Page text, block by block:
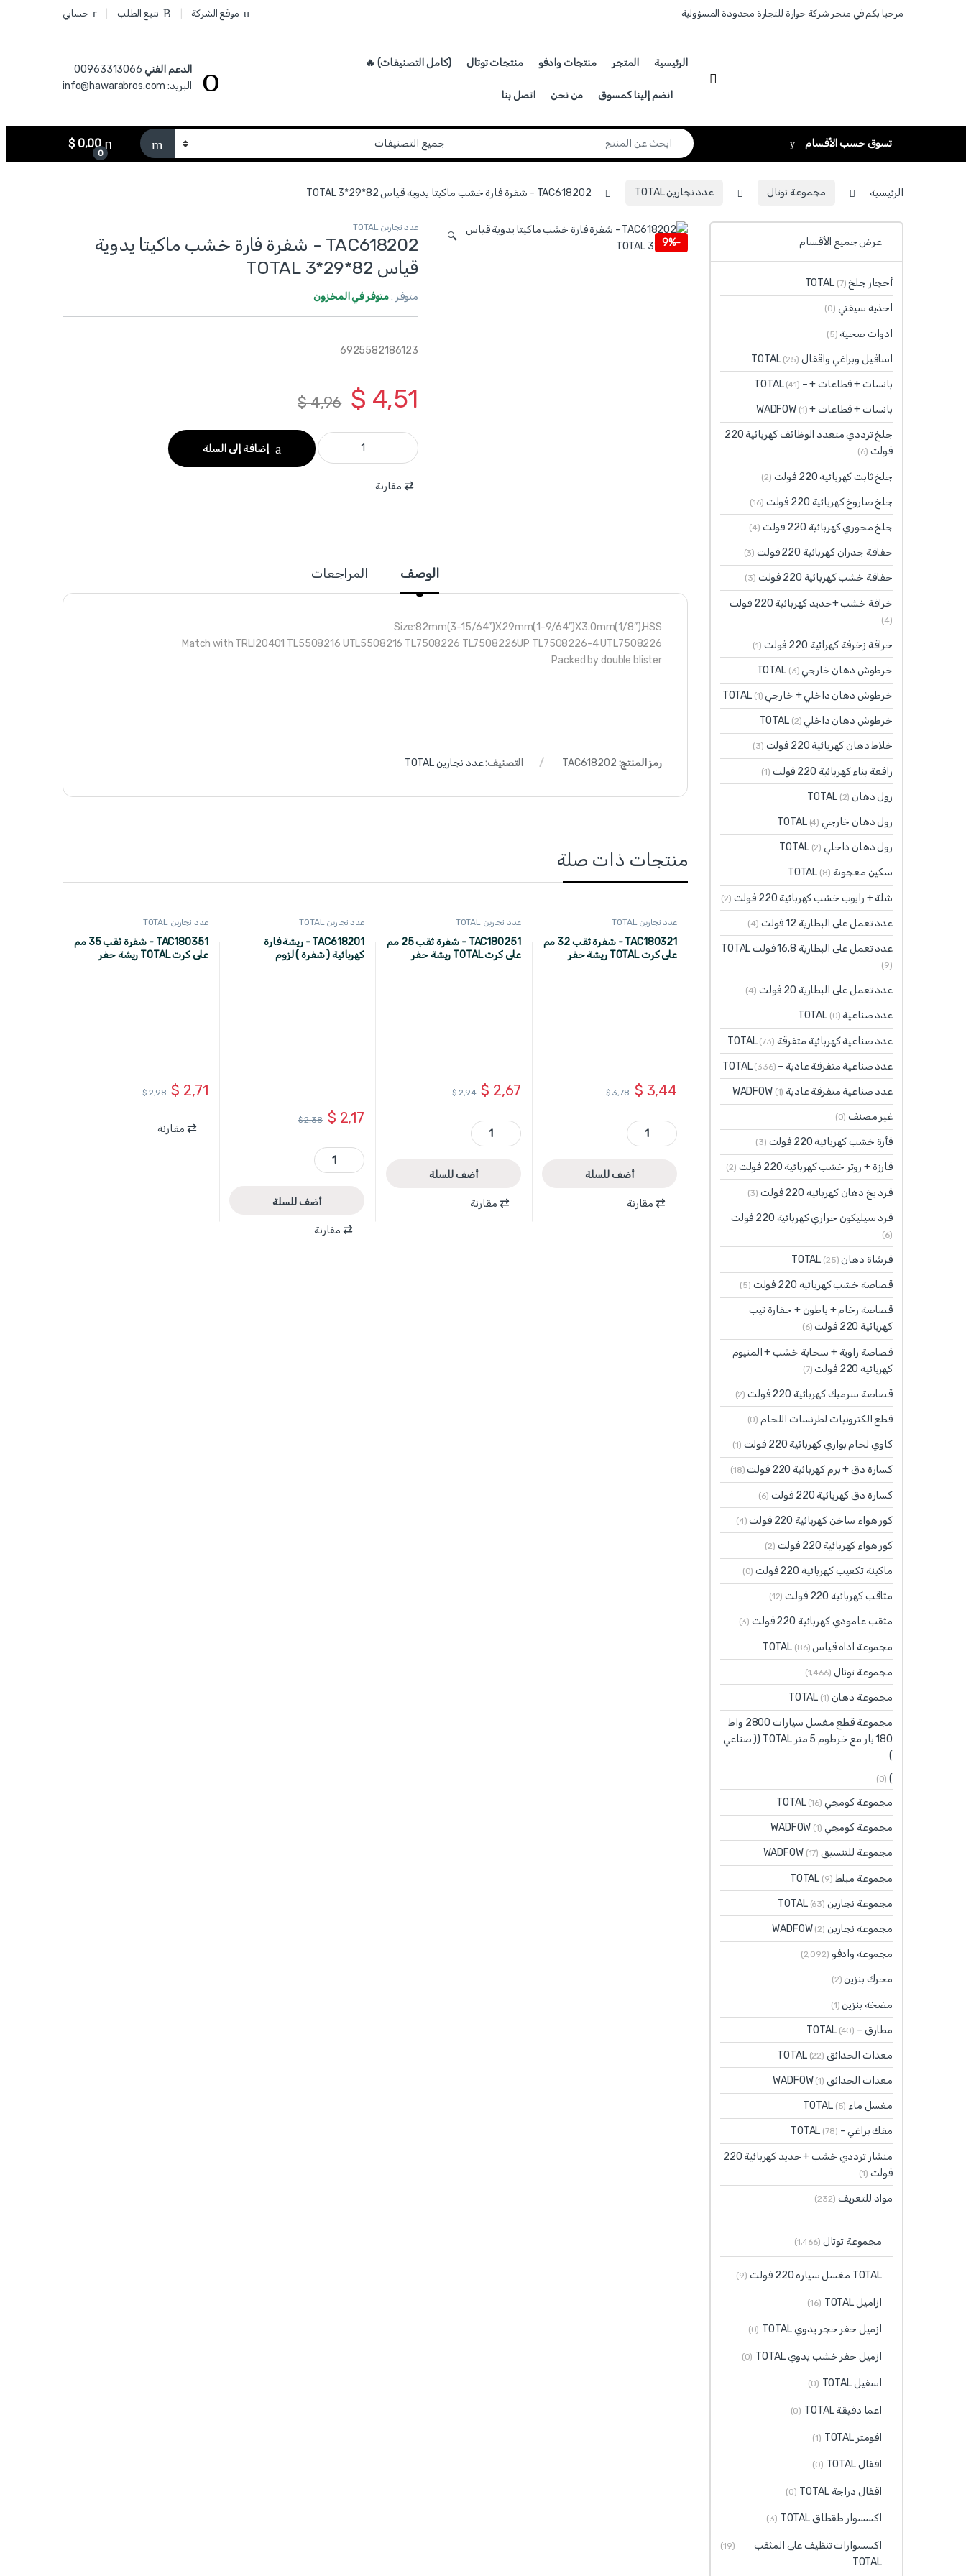
مرحبا بكم في متجر شركة حوارة للتجارة محدودة المسؤولية موقع الشركة تتبع الطلب حسابي
الرئيسية المتجر منتجات وادفو منتجات توتال (كامل التصنيفات) 🔥
انضم إلينا كمسوق من نحن اتصل بنا
الدعم الفني 00963313066‏
البريد: info@hawarabros.com
تسوق حسب الأقسام
Search for:
0
$0,00
الرئيسية مجموعة توتال عدد نجارين TOTAL TAC618202 - شفرة فارة خشب ماكيتا يدوية قياس 82*29*3 TOTAL
-
9%
🔍
عدد نجارين TOTAL
TAC618202 - شفرة فارة خشب ماكيتا يدوية
قياس 82*29*3 TOTAL
متوفر :متوفر في المخزون
6925582186123
$ 4,51
$4,96
TAC618202 - شفرة فارة خشب ماكيتا يدوية قياس 82*29*3 TOTAL quantity
إضافة إلى السلة
مقارنة
الوصف المراجعات
Size:82mm(3-15/64”)X29mm(1-9/64”)X3.0mm(1/8”),HSS
Match with TRLI20401 TL5508216 UTL5508216 TL7508226 TL7508226UP TL7508226-4 UTL7508226
Packed by double blister
رمز المنتج: TAC618202 التصنيف:عدد نجارين TOTAL
منتجات ذات صلة
عدد نجارين TOTAL
TAC180321 - شفرة ثقب 32 مم
على كرت TOTAL ريشة حفر
$ 3,44
$3,78
TAC180321 - شفرة ثقب 32 مم على كرت TOTAL ريشة حفر مفصلات quantity
أضف للسلة
مقارنة
عدد نجارين TOTAL
TAC180251 - شفرة ثقب 25 مم
على كرت TOTAL ريشة حفر
$ 2,67
$2,94
TAC180251 - شفرة ثقب 25 مم على كرت TOTAL ريشة حفر مفصلات quantity
أضف للسلة
مقارنة
عدد نجارين TOTAL
TAC618201 - ريشة فارة
كهربائية ( شفرة ) لزوم
$ 2,17
$2,38
TAC618201 - ريشة فارة كهربائية ( شفرة ) لزوم TL1108236 ماركة TOTAL quantity
أضف للسلة
مقارنة
عدد نجارين TOTAL
TAC180351 - شفرة ثقب 35 مم
على كرت TOTAL ريشة حفر
$ 2,71
$2,98
مقارنة
عرض جميع الأقسام
أحجار جلخ TOTAL (7)
احذية سيفتي (0)
ادوات صحية (5)
اسافيل وبراغي واقفال TOTAL (25)
بانسات + قطاعات + – TOTAL (41)
بانسات + قطاعات + WADFOW (1)
جلخ ترددي متعدد الوظائف كهربائية 220
فولت (6)
جلخ ثابت كهربائية 220 فولت (2)
جلخ صاروخ كهربائية 220 فولت (16)
جلخ محوري كهربائية 220 فولت (4)
حفافة جدران كهربائية 220 فولت (3)
حفافة خشب كهربائية 220 فولت (3)
خراقة خشب +حديد كهربائية 220 فولت
(4)
خراقة زخرفة كهرائية 220 فولت (1)
خرطوش دهان خارجي TOTAL (3)
خرطوش دهان داخلي + خارجي TOTAL (1)
خرطوش دهان داخلي TOTAL (2)
خلاط دهان كهربائية 220 فولت (3)
رافعة بناء كهربائية 220 فولت (1)
رول دهان TOTAL (2)
رول دهان خارجي TOTAL (4)
رول دهان داخلي TOTAL (2)
سكين معجونة TOTAL (8)
شلة + رابوب خشب كهربائية 220 فولت (2)
عدد تعمل على البطارية 12 فولت (4)
عدد تعمل على البطارية 16.8 فولت TOTAL
(9)
عدد تعمل على البطارية 20 فولت (4)
عدد صناعية TOTAL (0)
عدد صناعية كهربائية متفرقة TOTAL (73)
عدد صناعية متفرقة عادية – TOTAL (336)
عدد صناعية متفرقة عادية WADFOW (1)
غير مصنف (0)
فأرة خشب كهربائية 220 فولت (3)
فارزة + روتر خشب كهربائية 220 فولت (2)
فرد بخ دهان كهربائية 220 فولت (3)
فرد سيليكون حراري كهربائية 220 فولت
(6)
فرشاة دهان TOTAL (25)
قصاصة خشب كهربائية 220 فولت (5)
قصاصة رخام + باطون + حفارة تيب
كهربائية 220 فولت
(6)
قصاصة زاوية + سحابة خشب + المنيوم
كهربائية 220 فولت
(7)
قصاصة سرميك كهربائية 220 فولت (2)
قطع الكترونيات لطرنسات اللحام (0)
كاوي لحام بواري كهربائية 220 فولت (1)
كسارة دق + برم كهربائية 220 فولت (18)
كسارة دق كهربائية 220 فولت (6)
كور هواء ساخن كهربائية 220 فولت (4)
كور هواء كهربائية 220 فولت (2)
ماكينة تكعيب كهربائية 220 فولت (0)
مثاقب كهربائية 220 فولت (12)
مثقب عامودي كهربائية 220 فولت (3)
مجموعة اداة قياس TOTAL (86)
مجموعة توتال (1٬466)
مجموعة دهان TOTAL (1)
مجموعة قطع مغسل سيارات 2800 واط
180 بار مع خرطوم 5 متر TOTAL (( صناعي
)
)
(0)
مجموعة كومجي TOTAL (16)
مجموعة كومجي WADFOW (1)
مجموعة للتنسيق WADFOW (17)
مجموعة مبلط TOTAL (9)
مجموعة نجارين TOTAL (63)
مجموعة نجارين WADFOW (2)
مجموعة وادفو (2٬092)
محرك بنزين (2)
مضخة بنزين (1)
مطارق – TOTAL (40)
معدات الحدائق TOTAL (22)
معدات الحدائق WADFOW (1)
مغسل ماء TOTAL (5)
مفك براغي – TOTAL (78)
منشار ترددي خشب + حديد كهربائية 220
فولت (1)
مواد للتعريف (232)
مجموعة توتال (1٬466)
TOTAL مغسل سياره 220 فولت (9)
ازاميل TOTAL (16)
ازميل حفر حجر يدوي TOTAL (0)
ازميل حفر خشب يدوي TOTAL (0)
اسفيل TOTAL (0)
اعما دقيقة TOTAL (0)
افومتر TOTAL (1)
اقفال TOTAL (0)
اقفال دراجة TOTAL (0)
اكسسوار طقطاق TOTAL (3)
اكسسوارات تنظيف على المثقب
TOTAL
(19)